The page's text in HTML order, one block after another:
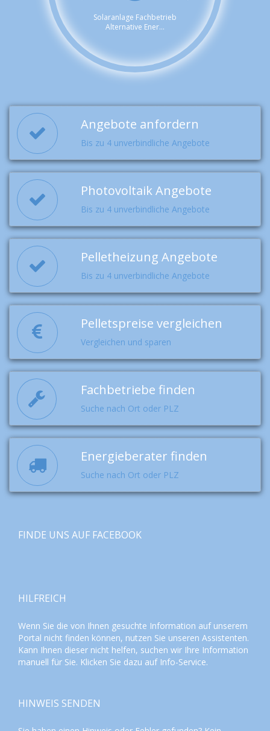
Solaranlage Fachbetrieb
Alternative Ener...
Angebote anfordern
Bis zu 4 unverbindliche Angebote
Photovoltaik Angebote
Bis zu 4 unverbindliche Angebote
Pelletheizung Angebote
Bis zu 4 unverbindliche Angebote
Pelletspreise vergleichen
Vergleichen und sparen
Fachbetriebe finden
Suche nach Ort oder PLZ
Energieberater finden
Suche nach Ort oder PLZ
FINDE UNS AUF FACEBOOK
HILFREICH
Wenn Sie die von Ihnen gesuchte Information auf unserem
Portal nicht finden können, nutzen Sie unseren Assistenten.
Kann Ihnen dieser nicht helfen, suchen wir Ihre Information
manuell für Sie. Klicken Sie dazu auf Info-Service.
HINWEIS SENDEN